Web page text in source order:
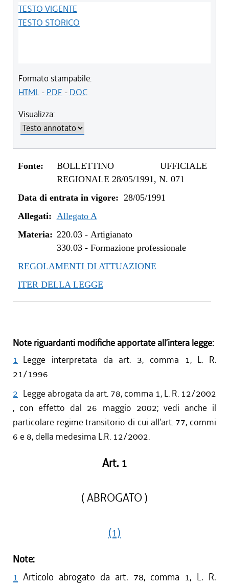
TESTO VIGENTE
TESTO STORICO
Formato stampabile:
HTML- PDF - DOC
Visualizza:
Fonte:
BOLLETTINO UFFICIALE
REGIONALE 28/05/1991, N. 071
Data di entrata in vigore: 28/05/1991
Allegati: Allegato A
Materia: 220.03- Artigianato
330.03- Formazione professionale
REGOLAMENTI DI ATTUAZIONE
ITER DELLA LEGGE
Note riguardanti modifiche apportate all’intera legge:
1 Legge interpretata da art. 3, comma 1, L. R.
21/1996
2 Legge abrogata da art. 78, comma 1, L. R. 12/2002
, con effetto dal 26 maggio 2002; vedi anche il
particolare regime transitorio di cui all'art. 77, commi
6 e 8, della medesima L.R. 12/2002.
Art. 1
( ABROGATO )
(1)
Note:
1 Articolo abrogato da art. 78, comma 1, L. R.